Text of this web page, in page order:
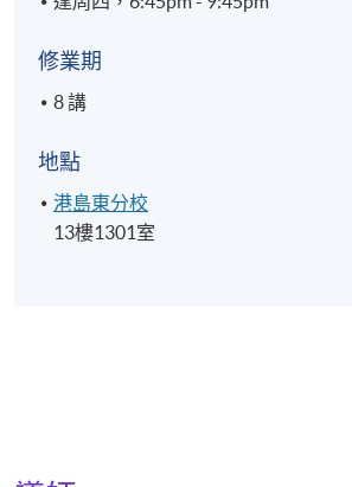
修業期
8 講
地點
港島東分校
13樓1301室